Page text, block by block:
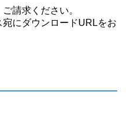
請求ください。
にダウンロードURLをお